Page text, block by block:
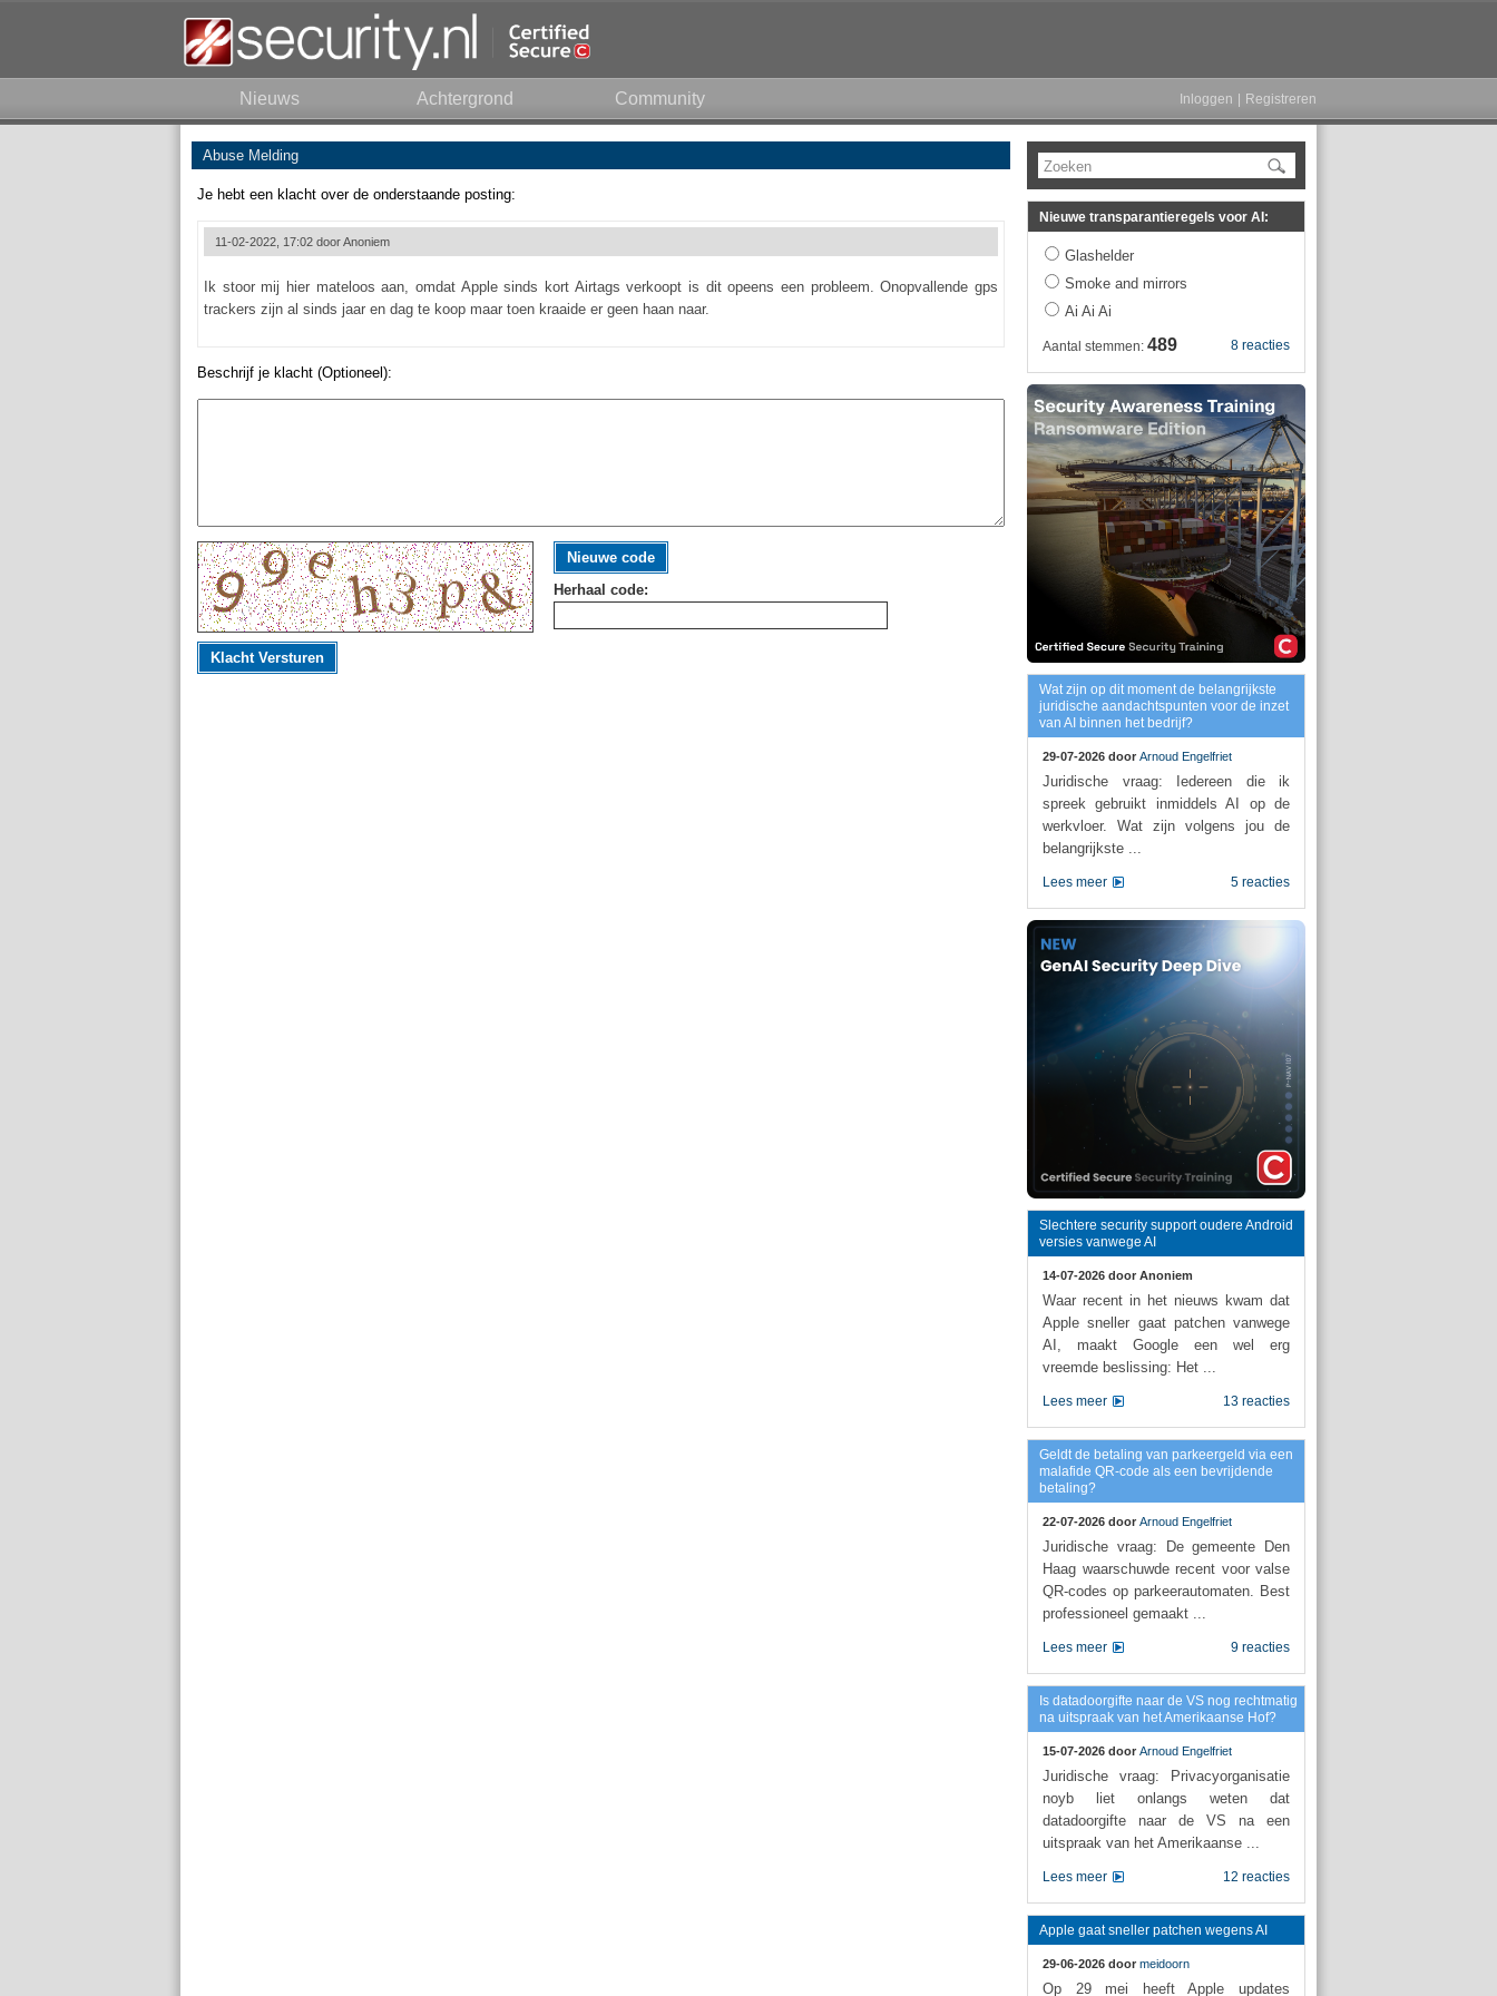
Nieuws Achtergrond Community Inloggen Registreren
Abuse Melding
Je hebt een klacht over de onderstaande posting:
11-02-2022, 17:02 doorAnoniem
Ik stoor mij hier mateloos aan, omdat Apple sinds kort Airtags verkoopt is dit opeens een probleem. Onopvallende gps
trackers zijn al sinds jaar en dag te koop maar toen kraaide er geen haan naar.
Beschrijf je klacht (Optioneel):
Nieuwe code
Herhaal code:
Klacht Versturen
Zoeken
Nieuwe transparantieregels voor AI:
Glashelder
Smoke and mirrors
Ai Ai Ai
8 reacties
Aantal stemmen: 489
Wat zijn op dit moment de belangrijkste
juridische aandachtspunten voor de inzet
van AI binnen het bedrijf?
29-07-2026 door Arnoud Engelfriet
Juridische vraag: Iedereen die ik
spreek gebruikt inmiddels AI op de
werkvloer. Wat zijn volgens jou de
belangrijkste ...
5 reacties
Lees meer
Slechtere security support oudere Android
versies vanwege AI
14-07-2026 door Anoniem
Waar recent in het nieuws kwam dat
Apple sneller gaat patchen vanwege
AI, maakt Google een wel erg
vreemde beslissing: Het ...
13 reacties
Lees meer
Geldt de betaling van parkeergeld via een
malafide QR-code als een bevrijdende
betaling?
22-07-2026 door Arnoud Engelfriet
Juridische vraag: De gemeente Den
Haag waarschuwde recent voor valse
QR-codes op parkeerautomaten. Best
professioneel gemaakt ...
9 reacties
Lees meer
Is datadoorgifte naar de VS nog rechtmatig
na uitspraak van het Amerikaanse Hof?
15-07-2026 door Arnoud Engelfriet
Juridische vraag: Privacyorganisatie
noyb liet onlangs weten dat
datadoorgifte naar de VS na een
uitspraak van het Amerikaanse ...
12 reacties
Lees meer
Apple gaat sneller patchen wegens AI
29-06-2026 door meidoorn
Op 29 mei heeft Apple updates